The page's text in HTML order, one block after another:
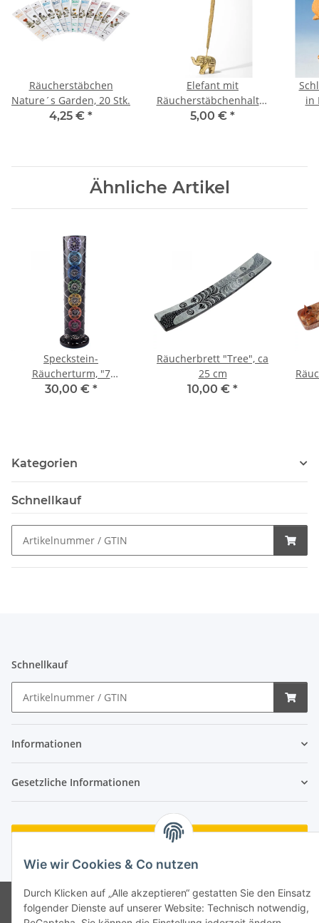
Wie wir Cookies & Co nutzen
Durch Klicken auf „Alle akzeptieren“ gestatten Sie den Einsatz
folgender Dienste auf unserer Website: Technisch notwendig,
Räucherstäbchen
Nature´s Garden, 20 Stk.
4,25 € *
Elefant mit
Räucherstäbchenhalter
2 cm
5,00 € *
in
Ähnliche Artikel
Speckstein-
Räucherturm, "7
Chakra", ca 30 cm
30,00 € *
Räucherbrett "Tree", ca
25 cm
10,00 € *
Kategorien
Schnellkauf
Schnellkauf
Informationen
Gesetzliche Informationen
Vertrag widerrufen
* Alle Preise inkl. gesetzlicher USt., zzgl.Versand
© India Basar
Powered byJTL-Shop